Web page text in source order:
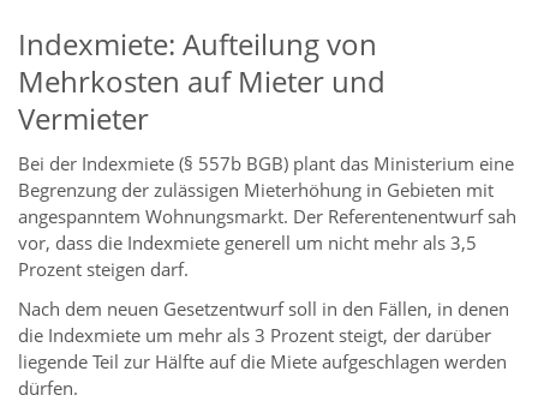
Indexmiete: Aufteilung von
Mehrkosten auf Mieter und
Vermieter
Bei der Indexmiete (§ 557b BGB) plant das Ministerium eine
Begrenzung der zulässigen Mieterhöhung in Gebieten mit
angespanntem Wohnungsmarkt. Der Referentenentwurf sah
vor, dass die Indexmiete generell um nicht mehr als 3,5
Prozent steigen darf.
Nach dem neuen Gesetzentwurf soll in den Fällen, in denen
die Indexmiete um mehr als 3 Prozent steigt, der darüber
liegende Teil zur Hälfte auf die Miete aufgeschlagen werden
dürfen.